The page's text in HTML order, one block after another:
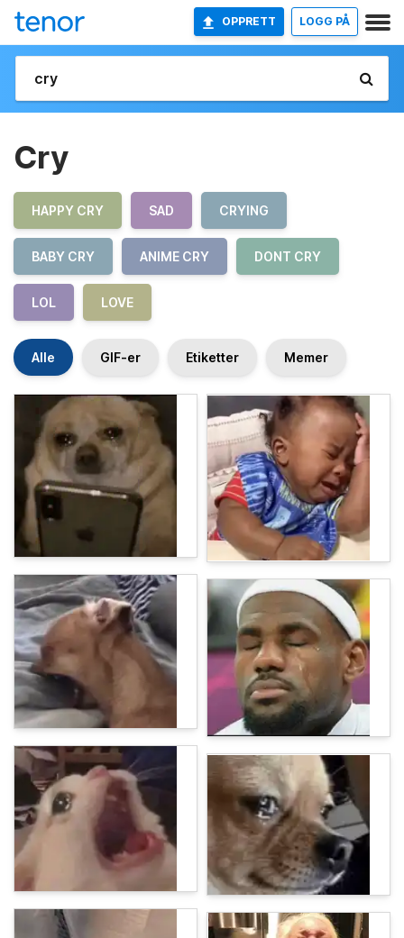
OPPRETT LOGG PÅ
Cry
HAPPY CRY SAD CRYING
BABY CRY ANIME CRY DONT CRY
LOL LOVE
Alle GIF-er Etiketter Memer